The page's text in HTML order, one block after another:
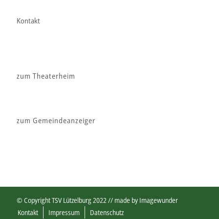
Kontakt
zum Theaterheim
zum Gemeindeanzeiger
© Copyright TSV Lützelburg 2022 // made by Imagewunder
Kontakt
Impressum Datenschutz